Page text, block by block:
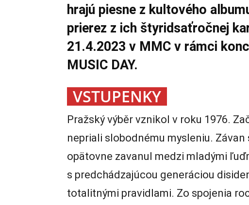
hrajú piesne z kultového
prierez z ich štyridsaťročnej
21.4.2023 v MMC v rámci
MUSIC DAY.
VSTUPENKY
Pražský výběr vznikol v roku 1976.
nepriali slobodnému mysleniu.
opätovne zavanul medzi mladými
s predchádzajúcou generáciou
totalitnými pravidlami. Zo spojenia